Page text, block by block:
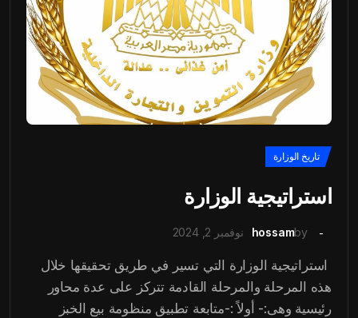
تاريخ الوزارة
استراتيجية الوزارة
by
hossam نوفمبر 2, 2024
استراتيجية الوزارة التي تسير في طريق تحقيقها خلال
هذه المرحلة والمرحلة القادمة تتركز على عدة محاور
رئيسية وهى:- أولاً :-متابعة تطبيق منظومة بيع الخبز